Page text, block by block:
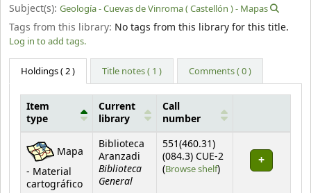
Subject(s): Geología - Cuevas de Vinroma ( Castellón ) - Mapas
Tags from this library: No tags from this library for this title.
Log in to add tags.
Holdings( 2 ) Title notes ( 1 ) Comments ( 0 )
Holdings
Item
type
Current
library
Call
number
Mapa
- Material
cartográfico
Biblioteca
Aranzadi
Biblioteca
General
551(460.31)
(084.3) CUE-2
(Browse shelf(Opens below)
)